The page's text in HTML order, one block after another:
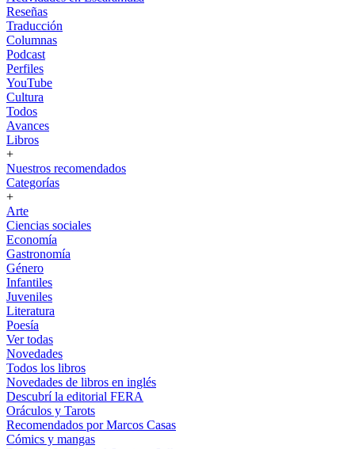
Reseñas
Traducción
Columnas
Podcast
Perfiles
YouTube
Cultura
Todos
Avances
Libros
+
Nuestros recomendados
Categorías
+
Arte
Ciencias sociales
Economía
Gastronomía
Género
Infantiles
Juveniles
Literatura
Poesía
Ver todas
Novedades
Todos los libros
Novedades de libros en inglés
Descubrí la editorial FERA
Oráculos y Tarots
Recomendados por Marcos Casas
Cómics y mangas